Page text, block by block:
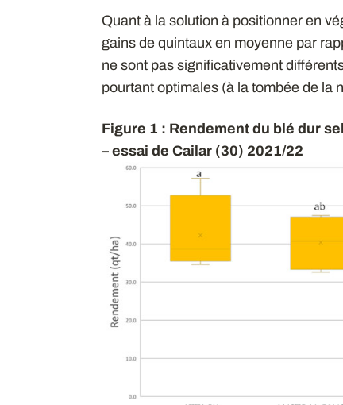
Quant à la solution à positionner en
gains de quintaux en moyenne par
ne sont pas significativement
pourtant optimales (à la tombée de la
Figure 1 : Rendement du blé dur
– essai de Cailar (30) 2021/22